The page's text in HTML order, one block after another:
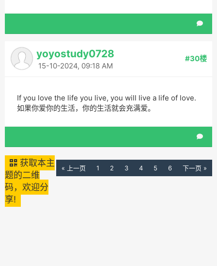
yoyostudy0728
15-10-2024, 09:18 AM
#30楼
If you love the life you live, you will live a life of love.
如果你爱你的生活，你的生活就会充满爱。
« 上一页 1 2 3 4 5 6 下一页 »
获取本主
题的二维
码，欢迎分
享!